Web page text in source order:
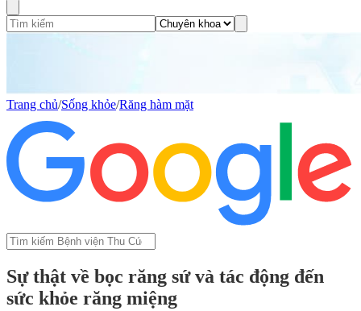
Trang chủ/Sống khỏe/Răng hàm mặt
Sự thật về bọc răng sứ và tác động đến
sức khỏe răng miệng